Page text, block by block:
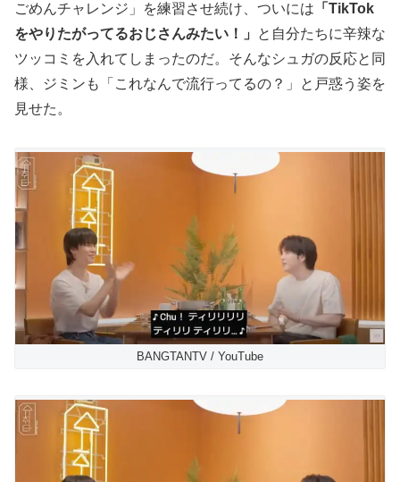
ごめんチャレンジ」を練習させ続け、ついには 「TikTok
をやりたがってるおじさんみたい！」
と自分たちに辛辣な
ツッコミを入れてしまったのだ。そんなシュガの反応と同
様、ジミンも「これなんで流行ってるの？」と戸惑う姿を
見せた。
BANGTANTV / YouTube